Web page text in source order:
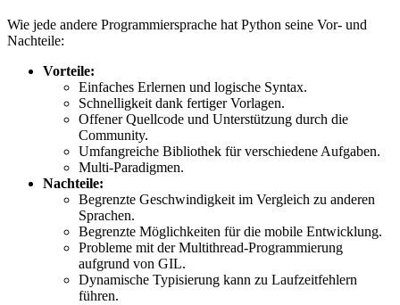
Wie jede andere Programmiersprache hat Python seine Vor- und
Nachteile:
Vorteile:
Einfaches Erlernen und logische Syntax.
Schnelligkeit dank fertiger Vorlagen.
Offener Quellcode und Unterstützung durch die
Community.
Umfangreiche Bibliothek für verschiedene Aufgaben.
Multi-Paradigmen.
Nachteile:
Begrenzte Geschwindigkeit im Vergleich zu anderen
Sprachen.
Begrenzte Möglichkeiten für die mobile Entwicklung.
Probleme mit der Multithread-Programmierung
aufgrund von GIL.
Dynamische Typisierung kann zu Laufzeitfehlern
führen.